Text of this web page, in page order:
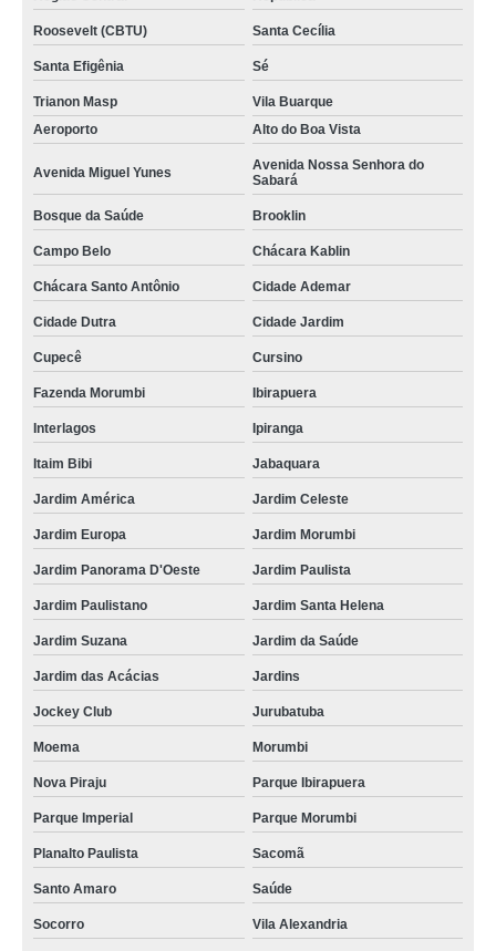
Roosevelt (CBTU) Santa Cecília
Santa Efigênia Sé
Trianon Masp
Vila Buarque
Aeroporto
Alto do Boa Vista
Avenida Miguel Yunes
Avenida Nossa Senhora do
Sabará
Bosque da Saúde Brooklin
Campo Belo Chácara Kablin
Chácara Santo Antônio Cidade Ademar
Cidade Dutra Cidade Jardim
Cupecê Cursino
Fazenda Morumbi Ibirapuera
Interlagos Ipiranga
Itaim Bibi Jabaquara
Jardim América Jardim Celeste
Jardim Europa Jardim Morumbi
Jardim Panorama D'Oeste Jardim Paulista
Jardim Paulistano Jardim Santa Helena
Jardim Suzana Jardim da Saúde
Jardim das Acácias Jardins
Jockey Club Jurubatuba
Moema Morumbi
Nova Piraju Parque Ibirapuera
Parque Imperial Parque Morumbi
Planalto Paulista Sacomã
Santo Amaro Saúde
Socorro Vila Alexandria